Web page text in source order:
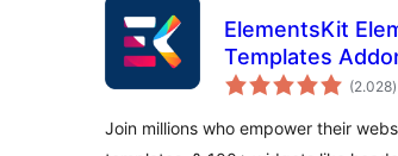
ElementsKit
Templates
(2.028de
)
Join millions who empower their